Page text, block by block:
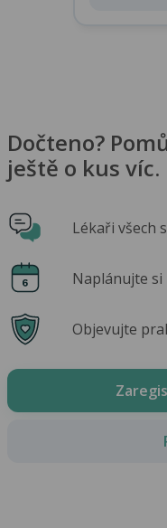
Dočteno?
ještě o kus víc.
Lékaři všech
Naplánujte si
Objevujte